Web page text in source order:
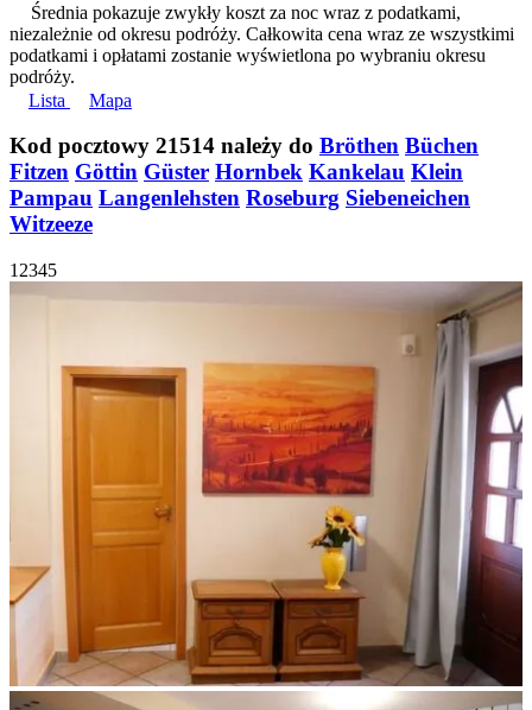
Średnia pokazuje zwykły koszt za noc wraz z podatkami,
niezależnie od okresu podróży. Całkowita cena wraz ze wszystkimi
podatkami i opłatami zostanie wyświetlona po wybraniu okresu
podróży.
Lista
Mapa
Kod pocztowy 21514 należy do Bröthen Büchen
Fitzen Göttin Güster Hornbek Kankelau Klein
Pampau Langenlehsten Roseburg Siebeneichen
Witzeeze
1 2345